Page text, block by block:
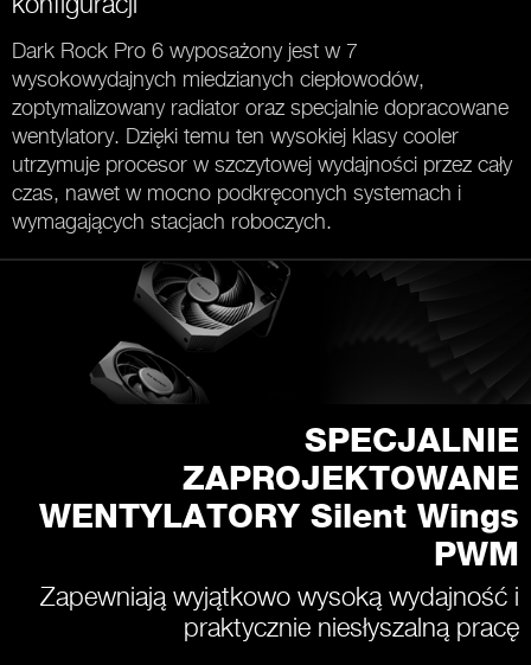
Dark Rock Pro 6 wyposażony jest w 7
wysokowydajnych miedzianych ciepłowodów,
zoptymalizowany radiator oraz specjalnie dopracowane
wentylatory. Dzięki temu ten wysokiej klasy cooler
utrzymuje procesor w szczytowej wydajności przez cały
czas, nawet w mocno podkręconych systemach i
wymagających stacjach roboczych.
SPECJALNIE
ZAPROJEKTOWANE
WENTYLATORY Silent Wings
PWM
Zapewniają wyjątkowo wysoką wydajność i
praktycznie niesłyszalną pracę